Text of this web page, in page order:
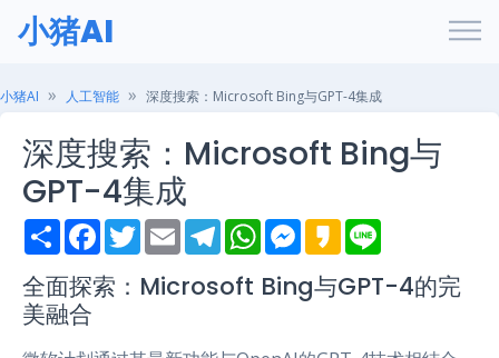
小猪AI
小猪AI 人工智能 深度搜索：Microsoft Bing与GPT-4集成
深度搜索：Microsoft Bing与
GPT-4集成
S
h
r
e
F
a
e
b
k
T
w
t
t
E
m
i
l
T
e
e
g
m
W
h
t
s
p
M
e
s
e
e
K
a
a
o
e
全面探索：Microsoft Bing与GPT-4的完
美融合